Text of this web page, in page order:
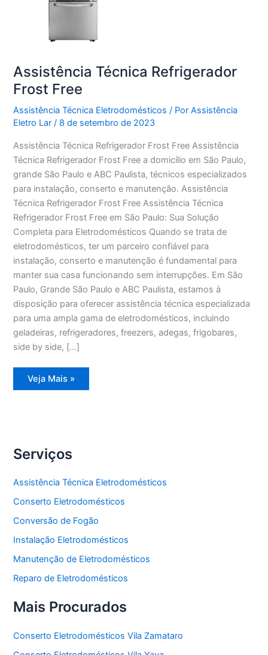
Assistência Técnica Refrigerador
Frost Free
Assistência Técnica Eletrodomésticos / PorAssistência
Eletro Lar/ 8 de setembro de 2023
Assistência Técnica Refrigerador Frost Free Assistência
Técnica Refrigerador Frost Free a domicílio em São Paulo,
grande São Paulo e ABC Paulista, técnicos especializados
para instalação, conserto e manutenção. Assistência
Técnica Refrigerador Frost Free Assistência Técnica
Refrigerador Frost Free em São Paulo: Sua Solução
Completa para Eletrodomésticos Quando se trata de
eletrodomésticos, ter um parceiro confiável para
instalação, conserto e manutenção é fundamental para
manter sua casa funcionando sem interrupções. Em São
Paulo, Grande São Paulo e ABC Paulista, estamos à
disposição para oferecer assistência técnica especializada
para uma ampla gama de eletrodomésticos, incluindo
geladeiras, refrigeradores, freezers, adegas, frigobares,
side by side, […]
Assistência
Técnica
Veja Mais »
Serviços
Assistência Técnica Eletrodomésticos
Conserto Eletrodomésticos
Conversão de Fogão
Instalação Eletrodomésticos
Manutenção de Eletrodomésticos
Reparo de Eletrodomésticos
Mais Procurados
Conserto Eletrodomésticos Vila Zamataro